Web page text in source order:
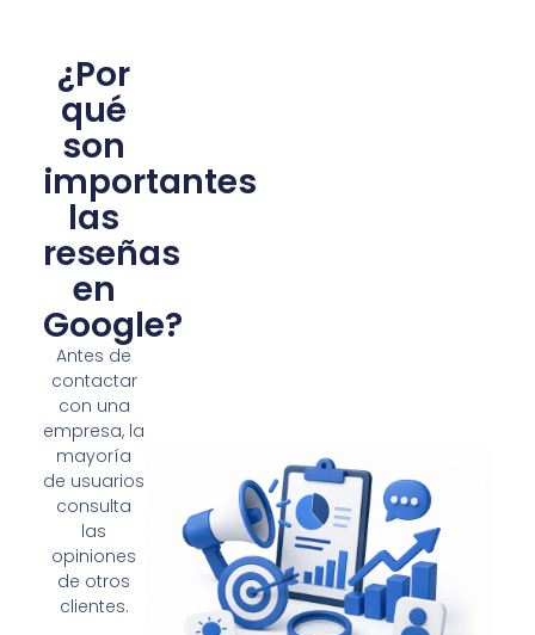
¿Por
qué
son
importantes
las
reseñas
en
Google?
Antes de
contactar
con una
empresa, la
mayoría
de usuarios
consulta
las
opiniones
de otros
clientes.